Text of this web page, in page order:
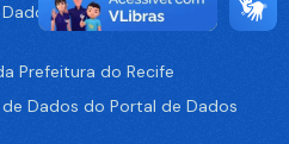
no Portal de Dados
Prefeitura do Recife
Dados do Portal de Dados